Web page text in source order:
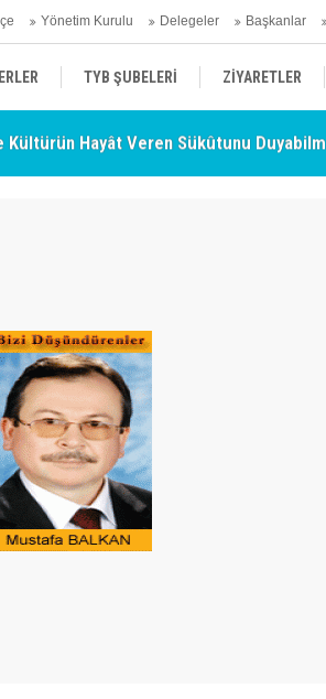
Yönetim Kurulu Delegeler Başkanlar
TYB ŞUBELERİ ZİYARETLER
HABERLER KENDİNİ ARAYAN
Kültürün Hayât Veren Sükûtunu
Topçu Sokağı Açılışı